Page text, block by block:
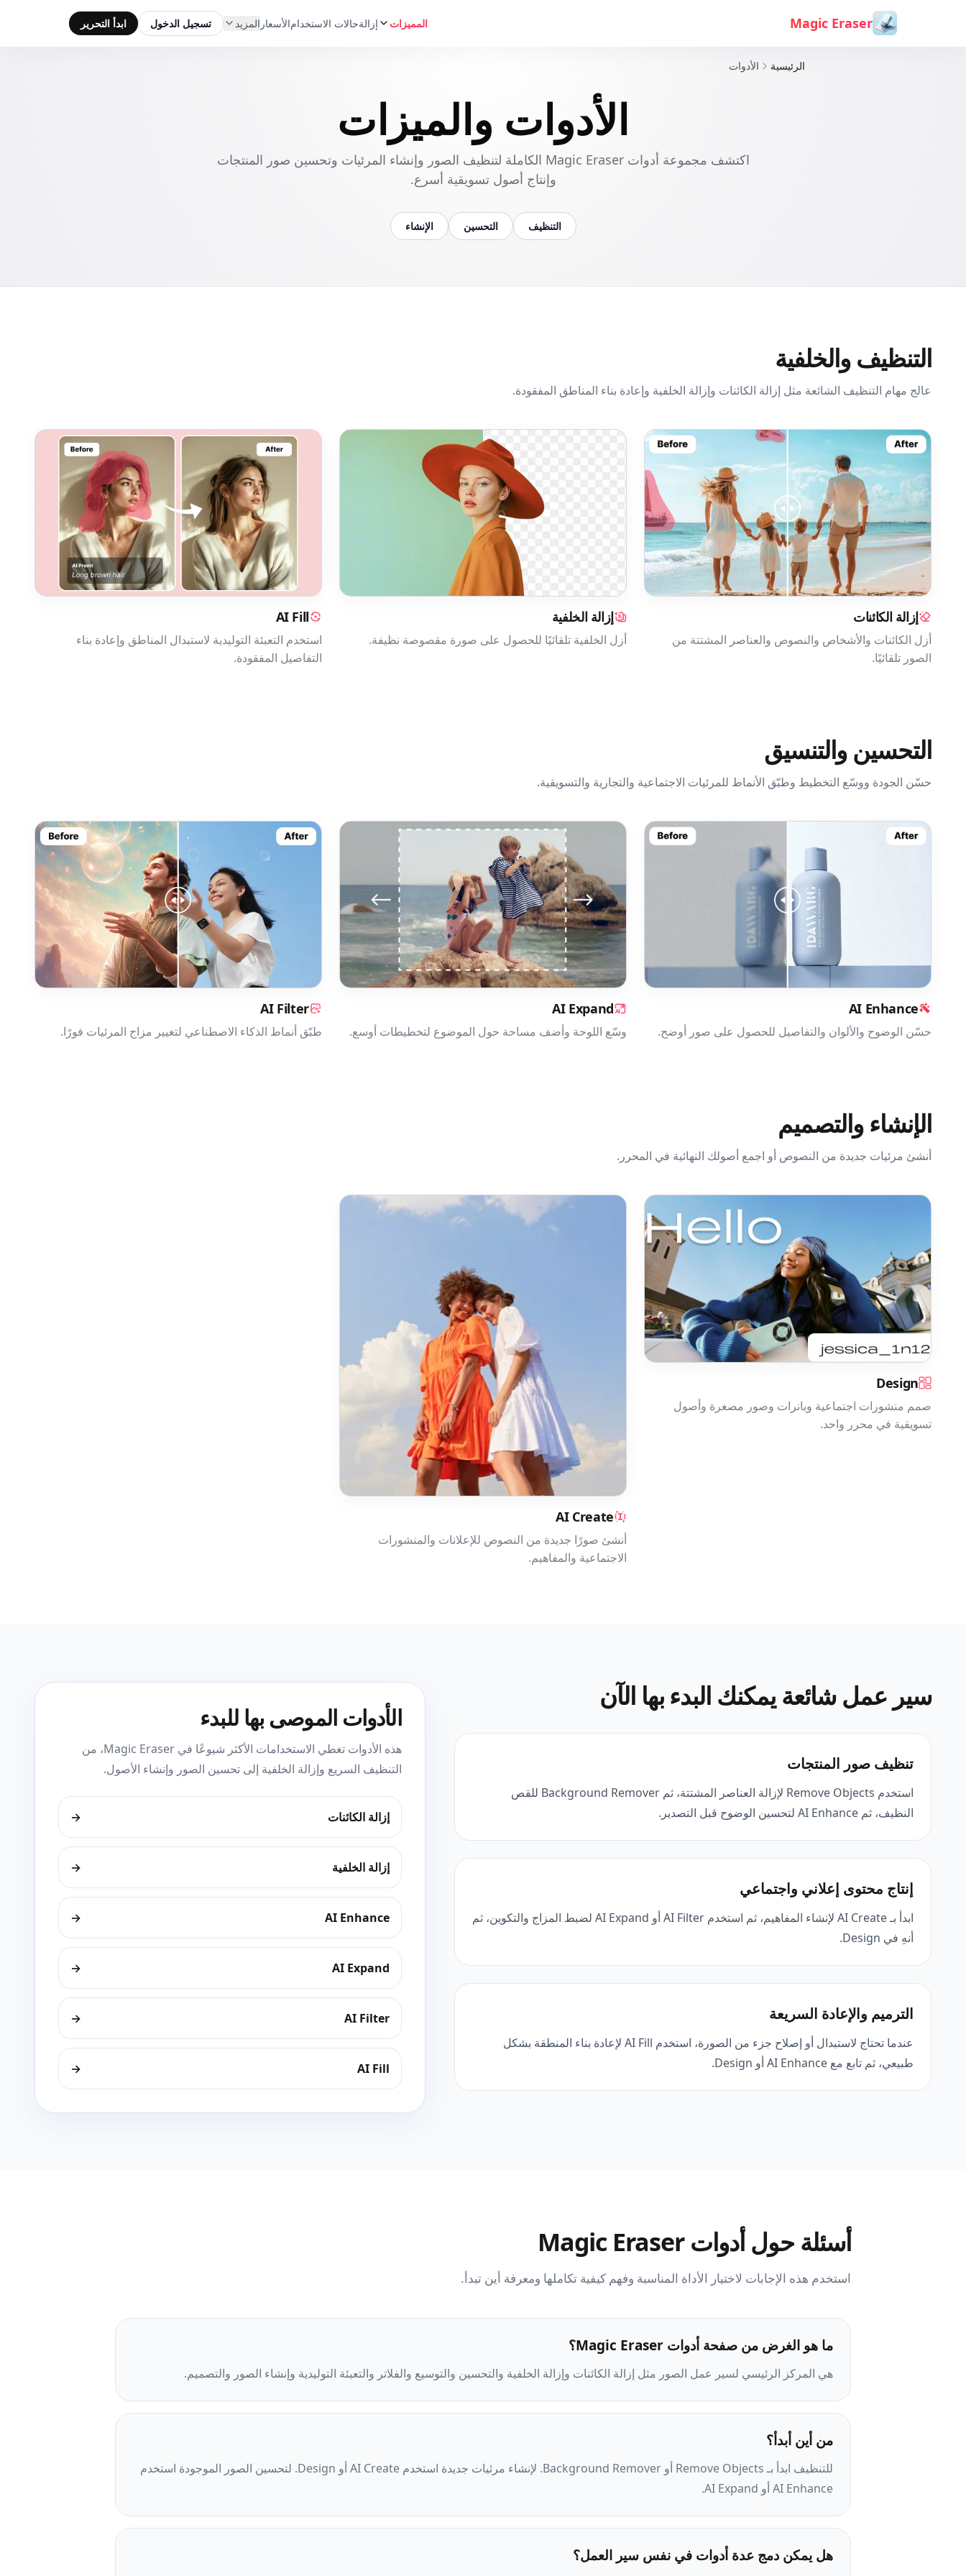
تخطي إلى المحتوى
Magic Eraser المميزات إزالةحالات الاستخدامالأسعار المزيد تسجيل الدخول ابدأ التحرير
الرئيسية الأدوات
الأدوات والميزات
اكتشف مجموعة أدوات Magic Eraser الكاملة لتنظيف الصور وإنشاء المرئيات وتحسين صور المنتجات
وإنتاج أصول تسويقية أسرع.
التنظيف التحسين الإنشاء
التنظيف والخلفية
عالج مهام التنظيف الشائعة مثل إزالة الكائنات وإزالة الخلفية وإعادة بناء المناطق المفقودة.
إزالة الكائنات
أزل الكائنات والأشخاص والنصوص والعناصر المشتتة من
الصور تلقائيًا.
إزالة الخلفية
أزل الخلفية تلقائيًا للحصول على صورة مقصوصة نظيفة.
AI Fill
استخدم التعبئة التوليدية لاستبدال المناطق وإعادة بناء
التفاصيل المفقودة.
التحسين والتنسيق
حسّن الجودة ووسّع التخطيط وطبّق الأنماط للمرئيات الاجتماعية والتجارية والتسويقية.
AI Enhance
حسّن الوضوح والألوان والتفاصيل للحصول على صور أوضح.
AI Expand
وسّع اللوحة وأضف مساحة حول الموضوع لتخطيطات أوسع.
AI Filter
طبّق أنماط الذكاء الاصطناعي لتغيير مزاج المرئيات فورًا.
الإنشاء والتصميم
أنشئ مرئيات جديدة من النصوص أو اجمع أصولك النهائية في المحرر.
Design
صمم منشورات اجتماعية وبانرات وصور مصغرة وأصول
تسويقية في محرر واحد.
AI Create
أنشئ صورًا جديدة من النصوص للإعلانات والمنشورات
الاجتماعية والمفاهيم.
سير عمل شائعة يمكنك البدء بها الآن
تنظيف صور المنتجات
استخدم Remove Objects لإزالة العناصر المشتتة، ثم Background Remover للقص
النظيف، ثم AI Enhance لتحسين الوضوح قبل التصدير.
إنتاج محتوى إعلاني واجتماعي
ابدأ بـ AI Create لإنشاء المفاهيم، ثم استخدم AI Filter أو AI Expand لضبط المزاج والتكوين، ثم
أنهِ في Design.
الترميم والإعادة السريعة
عندما تحتاج لاستبدال أو إصلاح جزء من الصورة، استخدم AI Fill لإعادة بناء المنطقة بشكل
طبيعي، ثم تابع مع AI Enhance أو Design.
الأدوات الموصى بها للبدء
هذه الأدوات تغطي الاستخدامات الأكثر شيوعًا في Magic Eraser، من
التنظيف السريع وإزالة الخلفية إلى تحسين الصور وإنشاء الأصول.
إزالة الكائنات →
إزالة الخلفية →
AI Enhance
→
AI Expand
→
AI Filter
→
AI Fill
→
أسئلة حول أدوات Magic Eraser
استخدم هذه الإجابات لاختيار الأداة المناسبة وفهم كيفية تكاملها ومعرفة أين تبدأ.
ما هو الغرض من صفحة أدوات Magic Eraser؟
هي المركز الرئيسي لسير عمل الصور مثل إزالة الكائنات وإزالة الخلفية والتحسين والتوسيع والفلاتر والتعبئة التوليدية وإنشاء الصور والتصميم.
من أين أبدأ؟
للتنظيف ابدأ بـ Remove Objects أو Background Remover. لإنشاء مرئيات جديدة استخدم AI Create أو Design. لتحسين الصور الموجودة استخدم
AI Enhance أو AI Expand.
هل يمكن دمج عدة أدوات في نفس سير العمل؟